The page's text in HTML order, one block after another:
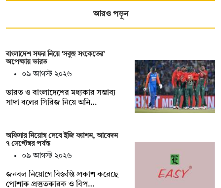
আরও পড়ুন
বাংলাদেশ সফর নিয়ে ‘সবুজ সংকেতের’
অপেক্ষায় ভারত
০৯ আগস্ট ২০২৬
ভারত ও বাংলাদেশের মধ্যকার সম্ভাব্য
সাদা বলের সিরিজ নিয়ে অনি…
অফিসার নিয়োগ দেবে ইজি ফ্যাশন, আবেদন
৭ সেপ্টেম্বর পর্যন্ত
০৯ আগস্ট ২০২৬
জনবল নিয়োগে বিজ্ঞপ্তি প্রকাশ করেছে
পোশাক প্রস্তুতকারক ও বিপ…